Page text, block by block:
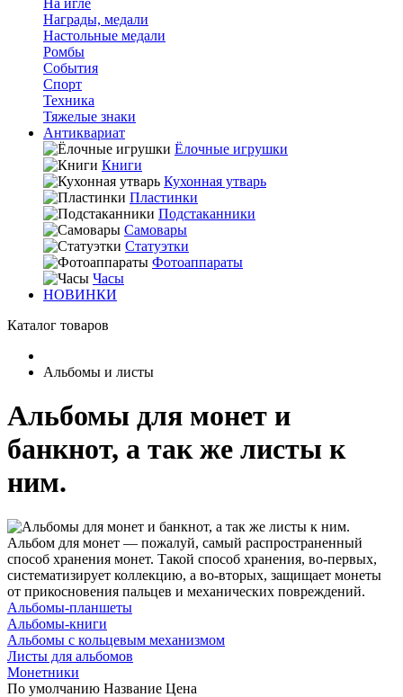
На игле
Награды, медали
Настольные медали
Ромбы
События
Спорт
Техника
Тяжелые знаки
Антиквариат
Ёлочные игрушки
Книги
Кухонная утварь
Пластинки
Подстаканники
Самовары
Статуэтки
Фотоаппараты
Часы
НОВИНКИ
Каталог товаров
Альбомы и листы
Альбомы для монет и
банкнот, а так же листы к
ним.
Альбом для монет — пожалуй, самый распространенный
способ хранения монет. Такой способ хранения, во-первых,
систематизирует коллекцию, а во-вторых, защищает монеты
от прикосновения пальцев и механических повреждений.
Альбомы-планшеты
Альбомы-книги
Альбомы с кольцевым механизмом
Листы для альбомов
Монетники
По умолчанию Название Цена